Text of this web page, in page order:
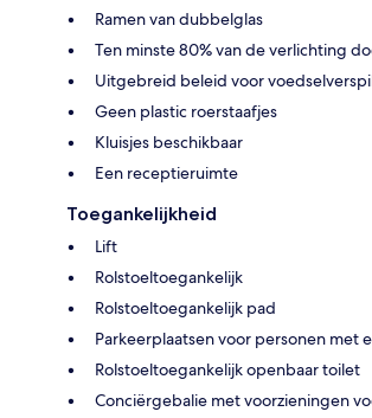
Ramen van dubbelglas
Ten minste 80% van de verlichting
Uitgebreid beleid voor
Geen plastic roerstaafjes
Kluisjes beschikbaar
Een receptieruimte
Toegankelijkheid
Lift
Rolstoeltoegankelijk
Rolstoeltoegankelijk pad
Parkeerplaatsen voor personen met
Rolstoeltoegankelijk openbaar toilet
Conciërgebalie met voorzieningen